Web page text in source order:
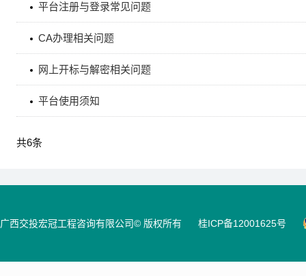
平台注册与登录常见问题
CA办理相关问题
网上开标与解密相关问题
平台使用须知
共6条
广西交投宏冠工程咨询有限公司© 版权所有 桂ICP备12001625号